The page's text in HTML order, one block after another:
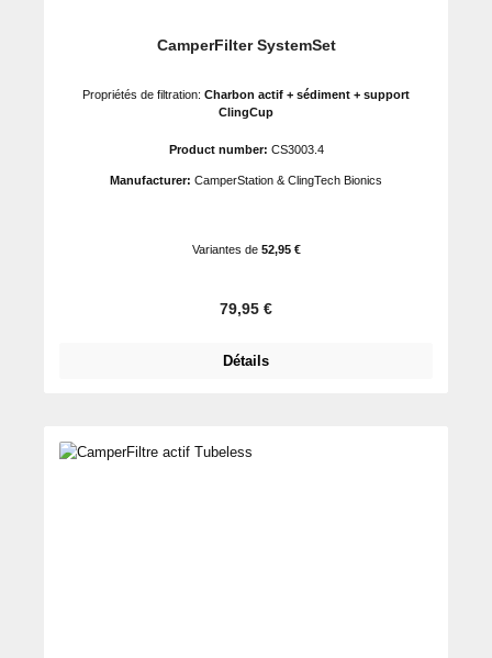
CamperFilter SystemSet
Propriétés de filtration: Charbon actif + sédiment + support
ClingCup
Product number: CS3003.4
Manufacturer: CamperStation & ClingTech Bionics
Variantes de52,95 €
Prix régulier :
79,95 €
Détails